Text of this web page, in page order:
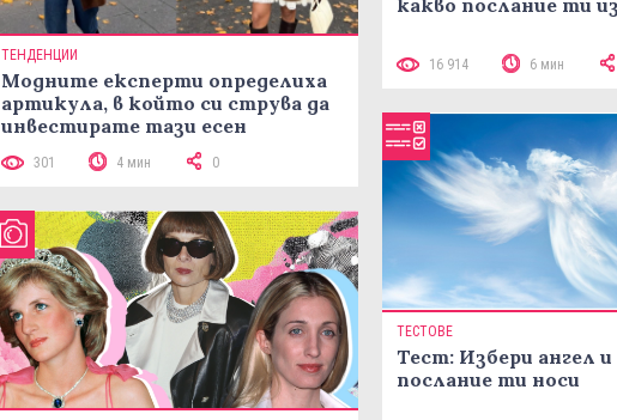
ТЕНДЕНЦИИ
Модните експерти определиха
артикула, в който си струва да
инвестирате тази есен
301 4 мин 0
какво послание ти
16 914 6 мин
ТЕСТОВЕ
Тест: Избери ангел
послание ти носи